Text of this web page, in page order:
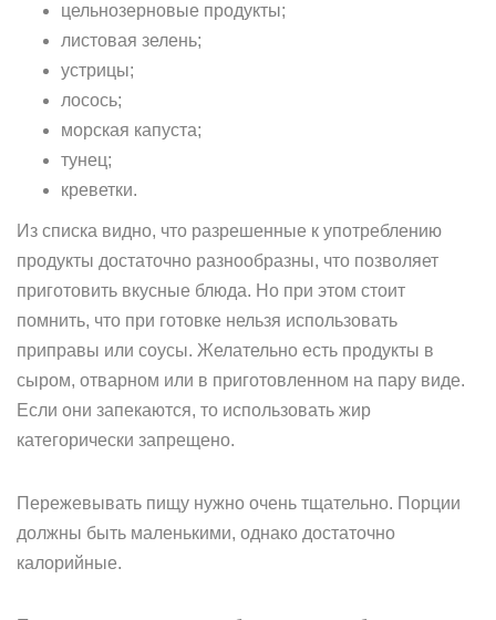
цельнозерновые продукты;
листовая зелень;
устрицы;
лосось;
морская капуста;
тунец;
креветки.
Из списка видно, что разрешенные к употреблению
продукты достаточно разнообразны, что позволяет
приготовить вкусные блюда. Но при этом стоит
помнить, что при готовке нельзя использовать
приправы или соусы. Желательно есть продукты в
сыром, отварном или в приготовленном на пару виде.
Если они запекаются, то использовать жир
категорически запрещено.
Пережевывать пищу нужно очень тщательно. Порции
должны быть маленькими, однако достаточно
калорийные.